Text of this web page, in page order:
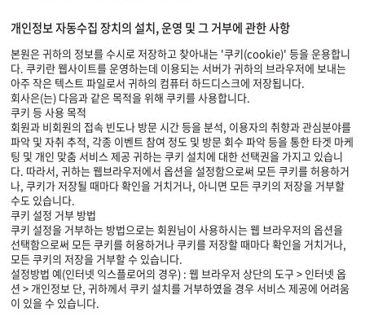
개인정보 자동수집 장치의 설치, 운영 및 그 거부에 관한 사항
본원은 귀하의 정보를 수시로 저장하고 찾아내는 '쿠키(cookie)' 등을 운용합니
다. 쿠키란 웹사이트를 운영하는데 이용되는 서버가 귀하의 브라우저에 보내는
아주 작은 텍스트 파일로서 귀하의 컴퓨터 하드디스크에 저장됩니다.
회사은(는) 다음과 같은 목적을 위해 쿠키를 사용합니다.
쿠키 등 사용 목적
회원과 비회원의 접속 빈도나 방문 시간 등을 분석, 이용자의 취향과 관심분야를
파악 및 자취 추적, 각종 이벤트 참여 정도 및 방문 회수 파악 등을 통한 타겟 마케
팅 및 개인 맞춤 서비스 제공 귀하는 쿠키 설치에 대한 선택권을 가지고 있습니
다. 따라서, 귀하는 웹브라우저에서 옵션을 설정함으로써 모든 쿠키를 허용하거
나, 쿠키가 저장될 때마다 확인을 거치거나, 아니면 모든 쿠키의 저장을 거부할
수도 있습니다.
쿠키 설정 거부 방법
쿠키 설정을 거부하는 방법으로는 회원님이 사용하시는 웹 브라우저의 옵션을
선택함으로써 모든 쿠키를 허용하거나 쿠키를 저장할 때마다 확인을 거치거나,
모든 쿠키의 저장을 거부할 수 있습니다.
설정방법 예(인터넷 익스플로어의 경우) : 웹 브라우저 상단의 도구 > 인터넷 옵
션 > 개인정보 단, 귀하께서 쿠키 설치를 거부하였을 경우 서비스 제공에 어려움
이 있을 수 있습니다.